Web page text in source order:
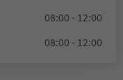
08:00 - 12:00
08:00 - 12:00